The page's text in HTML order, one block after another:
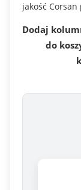
jakość
Dodaj
do